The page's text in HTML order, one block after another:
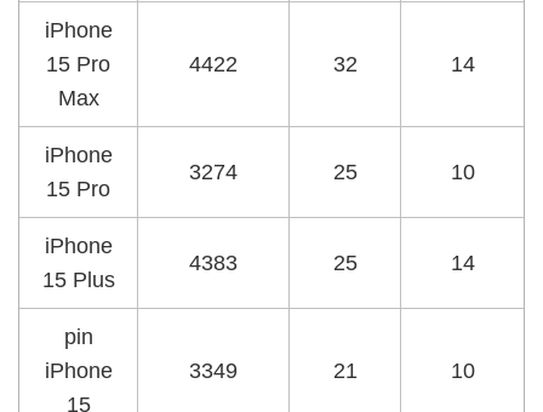
iPhone
15 Pro
Max
4422 32 14
iPhone
15 Pro
3274 25 10
iPhone
15 Plus
4383 25 14
pin
iPhone
15
3349 21 10